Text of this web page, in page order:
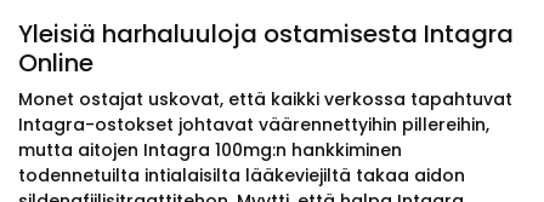
Yleisiä harhaluuloja ostamisesta Intagra
Online
Monet ostajat uskovat, että kaikki verkossa tapahtuvat
Intagra-ostokset johtavat väärennettyihin pillereihin,
mutta aitojen Intagra 100mg:n hankkiminen
todennetuilta intialaisilta lääkeviejiltä takaa aidon